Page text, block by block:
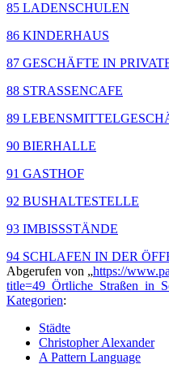
85 LADENSCHULEN
86 KINDERHAUS
87 GESCHÄFTE IN
88 STRASSENCAFE
89
90 BIERHALLE
91 GASTHOF
92 BUSHALTESTELLE
93 IMBISSSTÄNDE
94 SCHLAFEN IN DER
Abgerufen von „https://
Kategorien:
Städte
Christopher Alexander
A Pattern Language